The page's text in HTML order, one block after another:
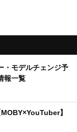
・モデルチェンジ予
報一覧
】